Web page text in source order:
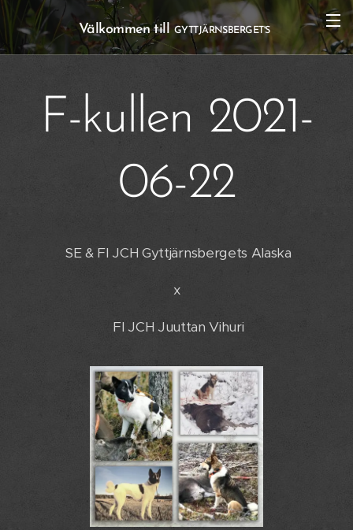
Välkommen till GYTTJÄRNSBERGET'S
F-kullen 2021-
06-22
SE & FI JCH Gyttjärnsbergets Alaska
x
FI JCH Juuttan Vihuri